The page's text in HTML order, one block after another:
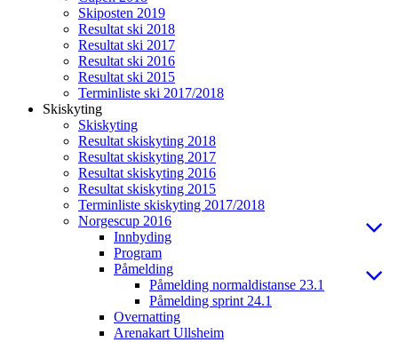
Skiposten 2019
Resultat ski 2018
Resultat ski 2017
Resultat ski 2016
Resultat ski 2015
Terminliste ski 2017/2018
Skiskyting
Skiskyting
Resultat skiskyting 2018
Resultat skiskyting 2017
Resultat skiskyting 2016
Resultat skiskyting 2015
Terminliste skiskyting 2017/2018
Norgescup 2016
Innbyding
Program
Påmelding
Påmelding normaldistanse 23.1
Påmelding sprint 24.1
Overnatting
Arenakart Ullsheim